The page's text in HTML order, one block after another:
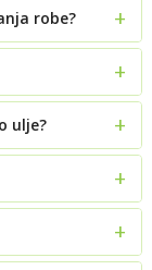
robe?
ulje?